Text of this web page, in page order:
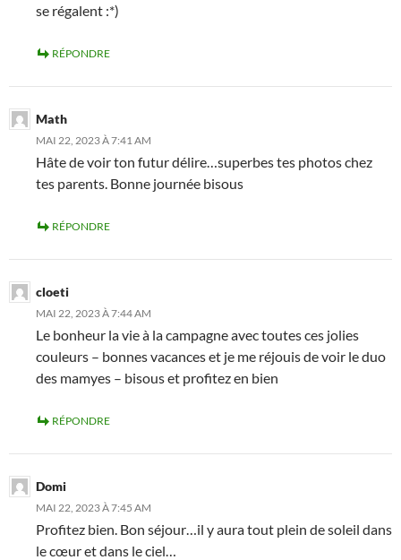
se régalent :*)
RÉPONDRE
Math
MAI 22, 2023 À 7:41 AM
Hâte de voir ton futur délire…superbes tes photos chez
tes parents. Bonne journée bisous
RÉPONDRE
cloeti
MAI 22, 2023 À 7:44 AM
Le bonheur la vie à la campagne avec toutes ces jolies
couleurs – bonnes vacances et je me réjouis de voir le duo
des mamyes – bisous et profitez en bien
RÉPONDRE
Domi
MAI 22, 2023 À 7:45 AM
Profitez bien. Bon séjour…il y aura tout plein de soleil dans
le cœur et dans le ciel…